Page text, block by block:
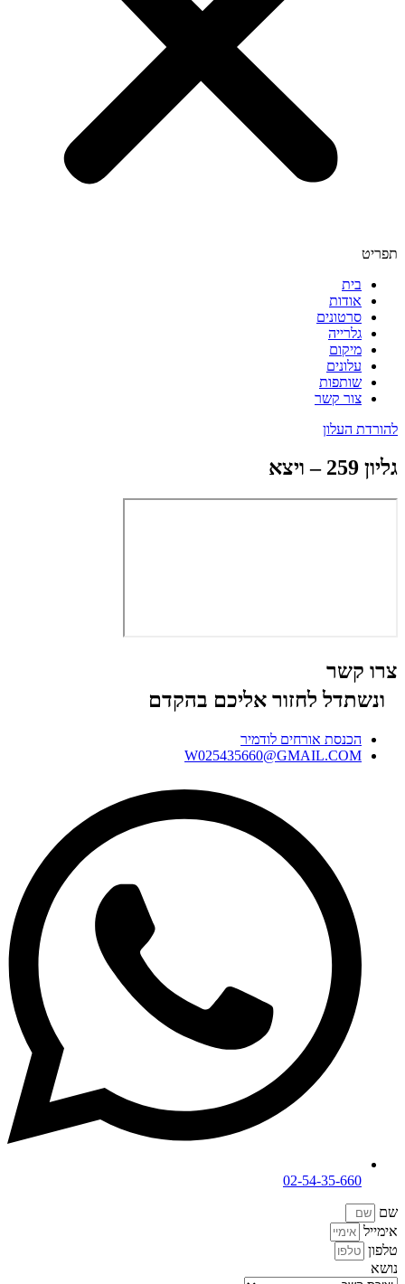
תפריט
בית
אודות
סרטונים
גלרייה
מיקום
עלונים
שותפות
צור קשר
להורדת העלון
גליון 259 – ויצא
צרו קשר
ונשתדל לחזור אליכם בהקדם
הכנסת אורחים לודמיר
W025435660@GMAIL.COM
02-54-35-660
שם
אימייל
טלפון
נושא